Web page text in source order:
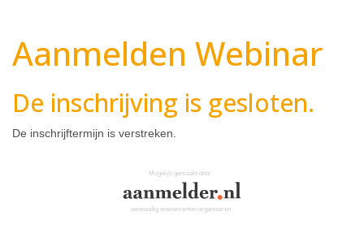
Aanmelden Webinar
De inschrijving is gesloten.
De inschrijftermijn is verstreken.
Mogelijk gemaakt door
eenvoudig evenementen organiseren